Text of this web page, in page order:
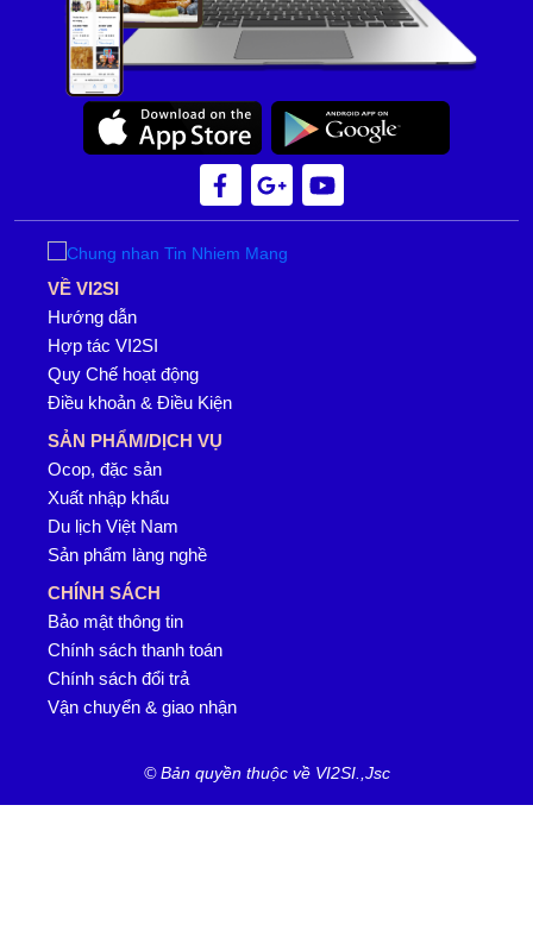
VỀ VI2SI
Hướng dẫn
Hợp tác VI2SI
Quy Chế hoạt động
Điều khoản & Điều Kiện
SẢN PHẨM/DỊCH VỤ
Ocop, đặc sản
Xuất nhập khẩu
Du lịch Việt Nam
Sản phẩm làng nghề
CHÍNH SÁCH
Bảo mật thông tin
Chính sách thanh toán
Chính sách đổi trả
Vận chuyển & giao nhận
© Bản quyền thuộc về VI2SI.,Jsc